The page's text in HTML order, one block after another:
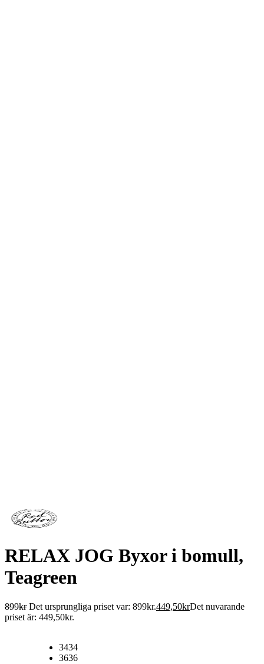
RELAX JOG Byxor i bomull,
Teagreen
899kr Det ursprungliga priset var: 899kr.449,50krDet nuvarande
priset är: 449,50kr.
3434
3636